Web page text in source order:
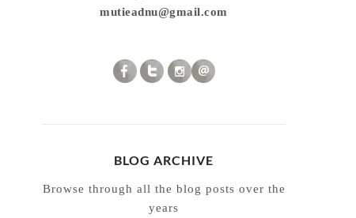
mutieadnu@gmail.com
BLOG ARCHIVE
Browse through all the blog posts over the
years